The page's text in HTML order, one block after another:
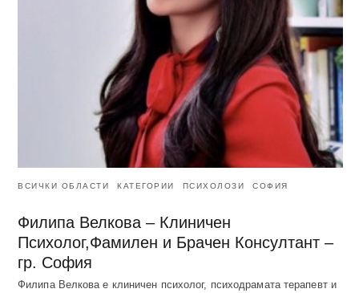
ВСИЧКИ ОБЛАСТИ КАТЕГОРИИ ПСИХОЛОЗИ СОФИЯ
Филипа Велкова – Клиничен
Психолог,Фамилен и Брачен Консултант –
гр. София
Филипа Велкова е клиничен психолог, психодрамата терапевт и